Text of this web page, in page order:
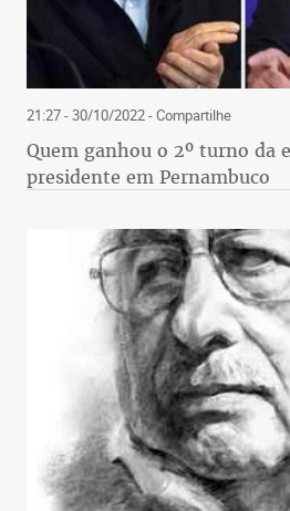
21:27 - 30/10/2022- Compartilhe
Quem ganhou o 2º turno da
presidente em Pernambuco